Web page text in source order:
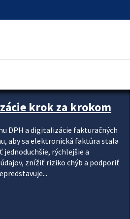
krok za krokom
DPH a digitalizácie fakturačných
aby sa elektronická faktúra stala
rýchlejšie a
znížiť riziko chýb a podporiť